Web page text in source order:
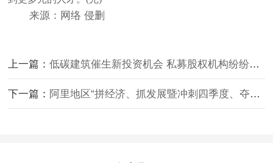
来源：网络 侵删
上一篇：低碳建筑催生新投资机会 私募股权机构纷纷试水细分赛道
下一篇： 阿里地区“拼经济、抓发展暨冲刺四季度、夺取全年胜”专题会议召开